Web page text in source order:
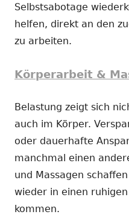
Selbstsabotage
helfen, direkt an den
zu arbeiten.
Körperarbeit &
Belastung zeigt sich
auch im Körper.
oder dauerhafte
manchmal einen
und Massagen
wieder in einen
kommen.